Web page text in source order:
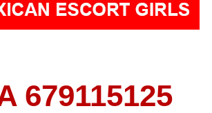
679115125